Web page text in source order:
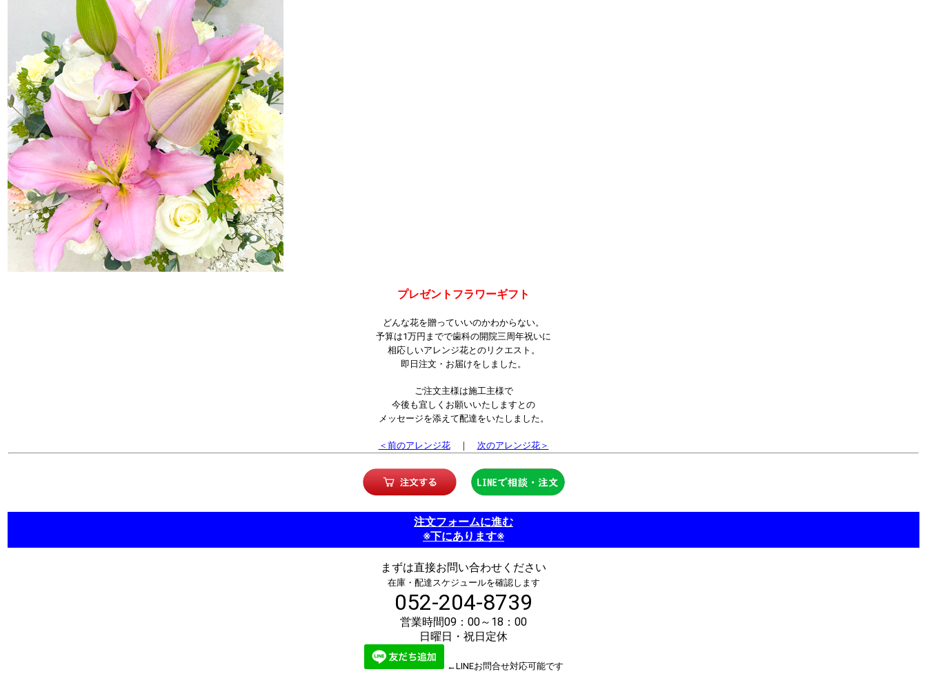
プレゼントフラワーギフト
どんな花を贈っていいのかわからない。
予算は1万円までで歯科の開院三周年祝いに
相応しいアレンジ花とのリクエスト。
即日注文・お届けをしました。
ご注文主様は施工主様で
今後も宜しくお願いいたしますとの
メッセージを添えて配達をいたしました。
＜前のアレンジ花｜ 次のアレンジ花＞
注文フォームに進む
※下にあります※
まずは直接お問い合わせください
在庫・配達スケジュールを確認します
052-204-8739
営業時間09：00～18：00
日曜日・祝日定休
←LINEお問合せ対応可能です